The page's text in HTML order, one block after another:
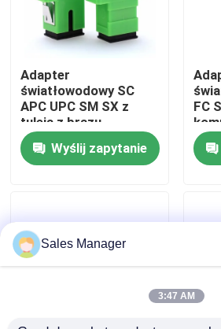
Pokaz VR
O nas
Wycieczka po fabryce
Poprosić o wycenę
Zespół kabla światłowodowego
Adapter
światłowodowy SC
APC UPC SM SX z
tuleją z brązu
fosforowego OEM
Wyślij zapytanie
FC
Sales Manager
3:47 AM